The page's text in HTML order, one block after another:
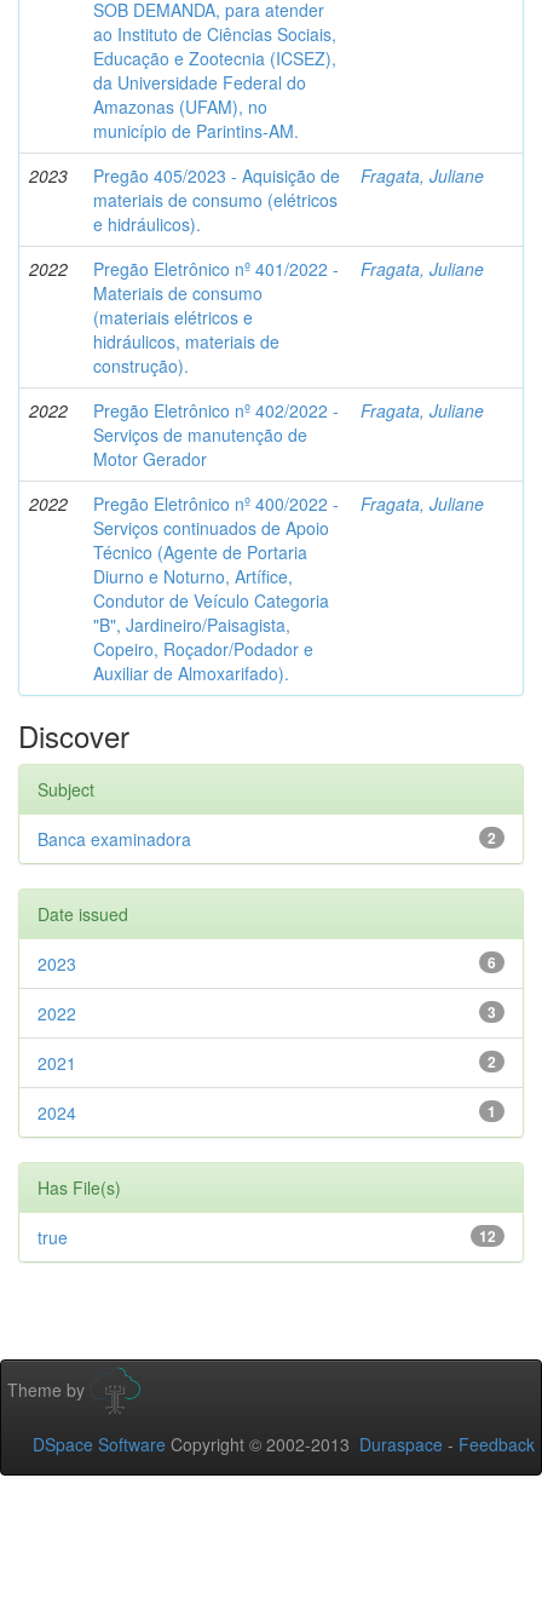
SOB DEMANDA, para atender
ao Instituto de Ciências Sociais,
Educação e Zootecnia (ICSEZ),
da Universidade Federal do
Amazonas (UFAM), no
município de Parintins-AM.
2023
Pregão 405/2023 - Aquisição de
materiais de consumo (elétricos
e hidráulicos).
Fragata, Juliane
2022
Pregão Eletrônico nº 401/2022 -
Materiais de consumo
(materiais elétricos e
hidráulicos, materiais de
construção).
Fragata, Juliane
2022
Pregão Eletrônico nº 402/2022 -
Serviços de manutenção de
Motor Gerador
Fragata, Juliane
2022
Pregão Eletrônico nº 400/2022 -
Serviços continuados de Apoio
Técnico (Agente de Portaria
Diurno e Noturno, Artífice,
Condutor de Veículo Categoria
"B", Jardineiro/Paisagista,
Copeiro, Roçador/Podador e
Auxiliar de Almoxarifado).
Fragata, Juliane
Discover
Subject
2
Banca examinadora
Date issued
6
2023
3
2022
2
2021
1
2024
Has File(s)
12
true
Theme by
DSpace Software Copyright © 2002-2013 Duraspace - Feedback